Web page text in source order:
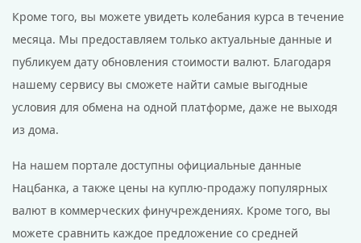
Кроме того, вы можете увидеть колебания курса в течение
месяца. Мы предоставляем только актуальные данные и
публикуем дату обновления стоимости валют. Благодаря
нашему сервису вы сможете найти самые выгодные
условия для обмена на одной платформе, даже не выходя
из дома.
На нашем портале доступны официальные данные
Нацбанка, а также цены на куплю-продажу популярных
валют в коммерческих финучреждениях. Кроме того, вы
можете сравнить каждое предложение со средней